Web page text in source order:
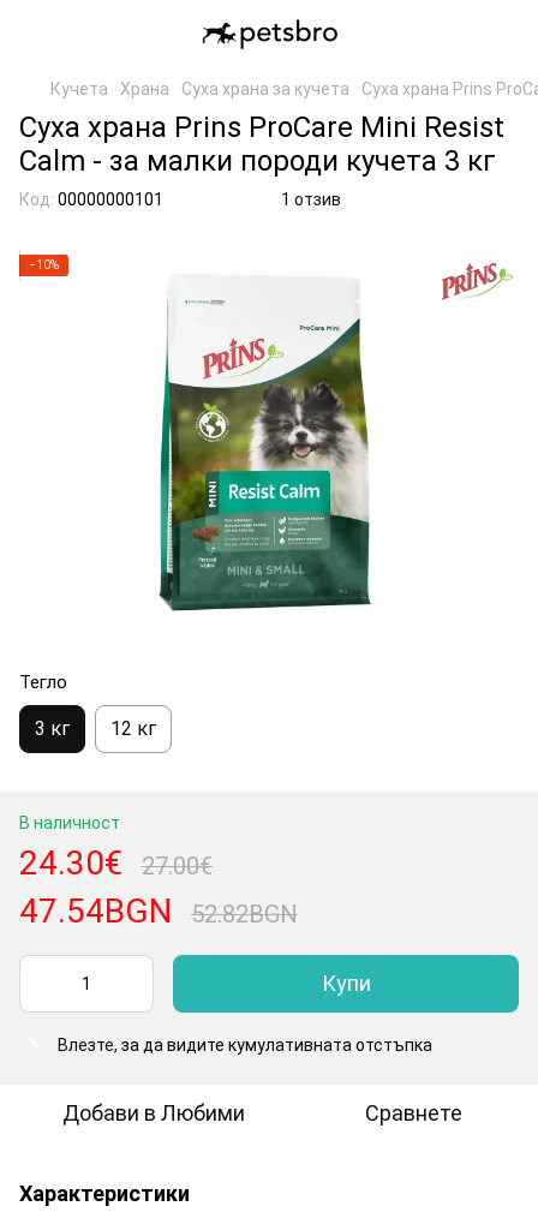
Кучета Храна Суха храна за кучета Суха храна Prins
Суха храна Prins ProCare Mini Resist
Calm - за малки породи кучета 3 кг
Код: 00000000101 1 отзив
−10%
Тегло
3 кг 12 кг
В наличност
24.30€ 27.00€
47.54BGN 52.82BGN
Купи
Влезте, за да видите кумулативната отстъпка
Добави в Любими Сравнете
Характеристики